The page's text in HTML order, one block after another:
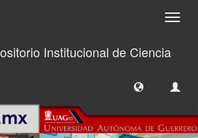
Institucional de Ciencia